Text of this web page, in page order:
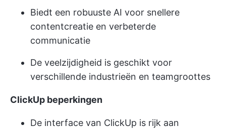
Biedt een robuuste AI voor snellere
contentcreatie en verbeterde
communicatie
De veelzijdigheid is geschikt voor
verschillende industrieën en teamgroottes
ClickUp beperkingen
De interface van ClickUp is rijk aan